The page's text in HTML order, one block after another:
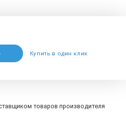
Купить в один клик
товаров производителя